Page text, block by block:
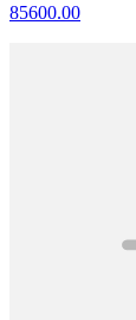
85600.00